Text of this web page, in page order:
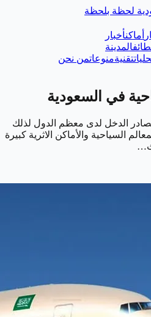
لحظة بلحظة
أماكنأخبار
المدينة
تقنيةمنوعاتمن نحن
الدخل لدى معظم الدول لذلك
السياحية والأماكن الاثرية كبيرة